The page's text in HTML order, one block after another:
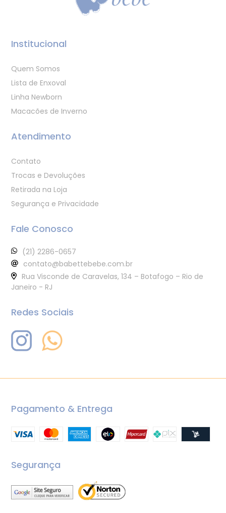
Institucional
Quem Somos
Lista de Enxoval
Linha Newborn
Macacões de Inverno
Atendimento
Contato
Trocas e Devoluções
Retirada na Loja
Segurança e Privacidade
Fale Conosco
(21) 2286-0657
contato@babettebebe.com.br
Rua Visconde de Caravelas, 134 – Botafogo – Rio de
Janeiro - RJ
Redes Sociais
Pagamento & Entrega
Segurança